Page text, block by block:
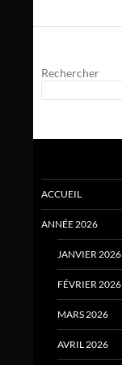
Rechercher
ACCUEIL
ANNÉE 2026
JANVIER 2026
FÉVRIER 2026
MARS 2026
AVRIL 2026